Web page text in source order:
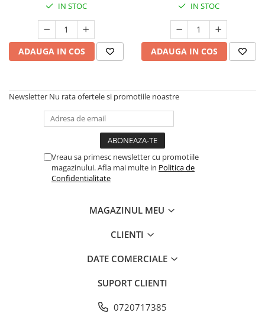
IN STOC
ADAUGA IN COS
IN STOC
ADAUGA IN COS
Newsletter Nu rata ofertele si promotiile noastre
Vreau sa primesc newsletter cu promotiile
magazinului. Afla mai multe in Politica de
Confidentialitate
MAGAZINUL MEU
CLIENTI
DATE COMERCIALE
SUPORT CLIENTI
0720717385